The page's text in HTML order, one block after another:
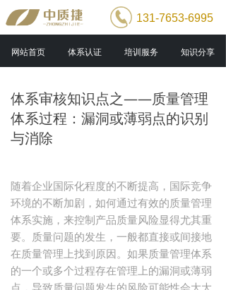
131-7653-6995
网站首页 体系认证 培训服务 知识分享
体系审核知识点之——质量管理
体系过程：漏洞或薄弱点的识别
与消除
随着企业国际化程度的不断提高，国际竞争
环境的不断加剧，如何通过有效的质量管理
体系实施，来控制产品质量风险显得尤其重
要。质量问题的发生，一般都直接或间接地
在质量管理上找到原因。如果质量管理体系
的一个或多个过程存在管理上的漏洞或薄弱
点，导致质量问题发生的风险可能性会大大